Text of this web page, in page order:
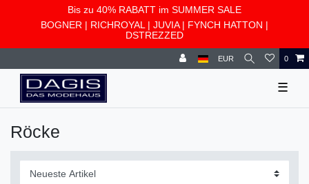
Bis zu 40% RABATT im SUMMER SALE
BOGNER | RICHROYAL | JUVIA| FYNCH HATTON |
DSTREZZED
EUR 0
☰
Röcke